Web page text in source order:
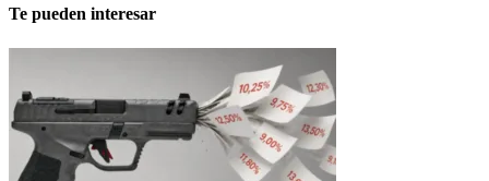
Te pueden interesar